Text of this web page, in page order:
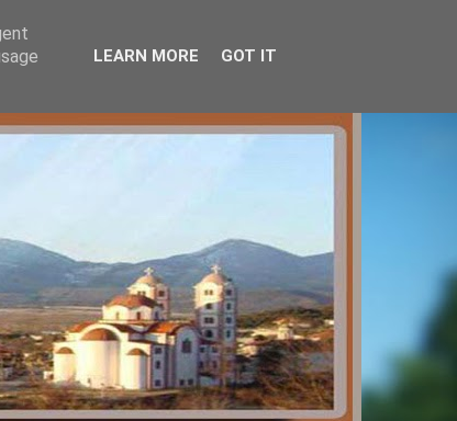
LEARN MORE GOT IT